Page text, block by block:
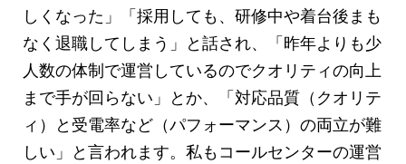
しくなった」「採用しても、研修中や着台後まも
なく退職してしまう」と話され、「昨年よりも少
人数の体制で運営しているのでクオリティの向上
まで手が回らない」とか、「対応品質（クオリテ
ィ）と受電率など（パフォーマンス）の両立が難
しい」と言われます。私もコールセンターの運営